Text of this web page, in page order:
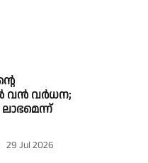
വൻ വർധന;
29 Jul 2026